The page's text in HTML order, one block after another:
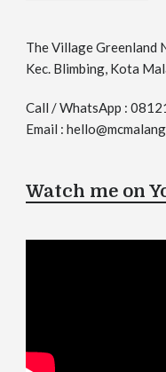
The Village Greenland
Kec. Blimbing, Kota
Call / WhatsApp :
Email :
Watch me on